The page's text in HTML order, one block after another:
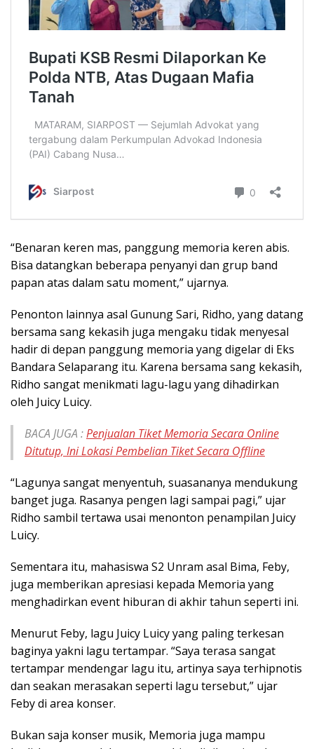
“Benaran keren mas, panggung memoria keren abis.
Bisa datangkan beberapa penyanyi dan grup band
papan atas dalam satu moment,” ujarnya.
Penonton lainnya asal Gunung Sari, Ridho, yang datang
bersama sang kekasih juga mengaku tidak menyesal
hadir di depan panggung memoria yang digelar di Eks
Bandara Selaparang itu. Karena bersama sang kekasih,
Ridho sangat menikmati lagu-lagu yang dihadirkan
oleh Juicy Luicy.
BACA JUGA :Penjualan Tiket Memoria Secara Online
Ditutup, Ini Lokasi Pembelian Tiket Secara Offline
“Lagunya sangat menyentuh, suasananya mendukung
banget juga. Rasanya pengen lagi sampai pagi,” ujar
Ridho sambil tertawa usai menonton penampilan Juicy
Luicy.
Sementara itu, mahasiswa S2 Unram asal Bima, Feby,
juga memberikan apresiasi kepada Memoria yang
menghadirkan event hiburan di akhir tahun seperti ini.
Menurut Feby, lagu Juicy Luicy yang paling terkesan
baginya yakni lagu tertampar. “Saya terasa sangat
tertampar mendengar lagu itu, artinya saya terhipnotis
dan seakan merasakan seperti lagu tersebut,” ujar
Feby di area konser.
Bukan saja konser musik, Memoria juga mampu